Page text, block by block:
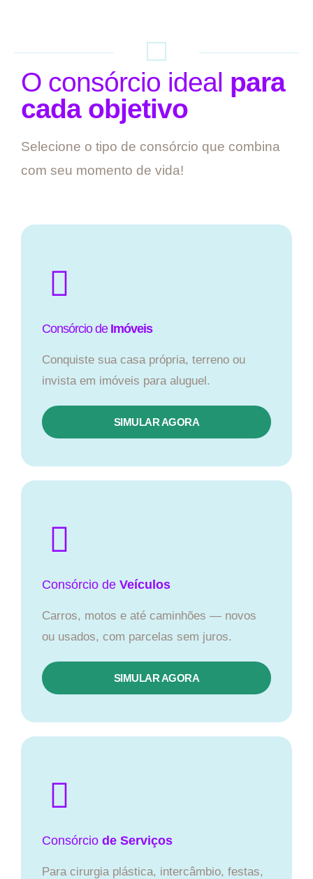
O consórcio ideal para
cada objetivo
Selecione o tipo de consórcio que combina
com seu momento de vida!
Consórcio de Imóveis
Conquiste sua casa própria, terreno ou
invista em imóveis para aluguel.
SIMULAR AGORA​
Consórcio de Veículos
Carros, motos e até caminhões — novos
ou usados, com parcelas sem juros.
SIMULAR AGORA
Consórcio de Serviços
Para cirurgia plástica, intercâmbio, festas,